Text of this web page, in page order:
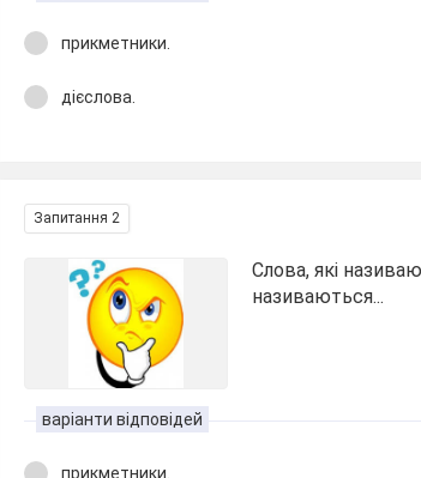
прикметники.
дієслова.
Запитання 2
Слова, які
називаються...
варіанти відповідей
прикметники.